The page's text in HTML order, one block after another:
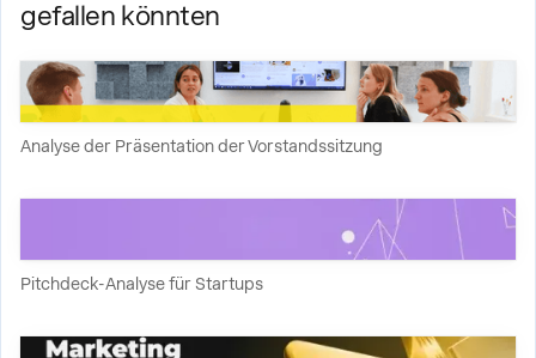
gefallen könnten
Analyse der Präsentation der Vorstandssitzung
Pitchdeck-Analyse für Startups